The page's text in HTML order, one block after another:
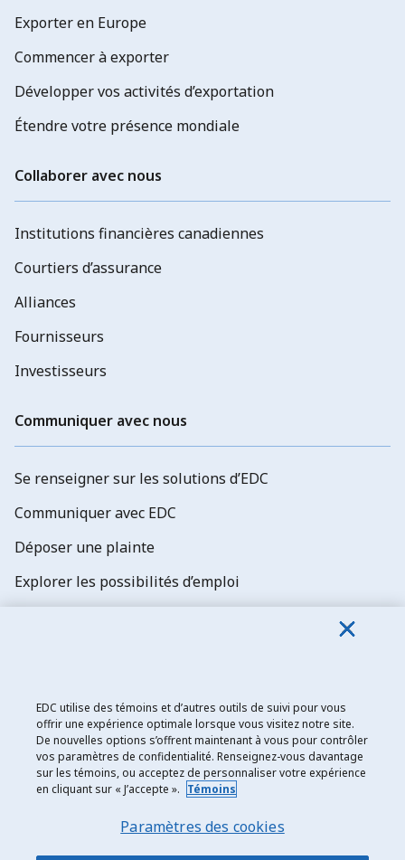
Exporter en Europe
Commencer à exporter
Développer vos activités d’exportation
Étendre votre présence mondiale
Collaborer avec nous
Institutions financières canadiennes
Courtiers d’assurance
Alliances
Fournisseurs
Investisseurs
Communiquer avec nous
Se renseigner sur les solutions d’EDC
Communiquer avec EDC
Déposer une plainte
Explorer les possibilités d’emploi
Exportation et développement Canada
Énoncé de confidentialité
EDC utilise des témoins et d’autres outils de suivi pour vous
offrir une expérience optimale lorsque vous visitez notre site.
De nouvelles options s’offrent maintenant à vous pour contrôler
vos paramètres de confidentialité. Renseignez-vous davantage
sur les témoins, ou acceptez de personnaliser votre expérience
en cliquant sur « J’accepte ». Témoins
Paramètres des cookies